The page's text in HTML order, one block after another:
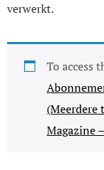
verwerkt.
To access
(Meerdere
Magazine